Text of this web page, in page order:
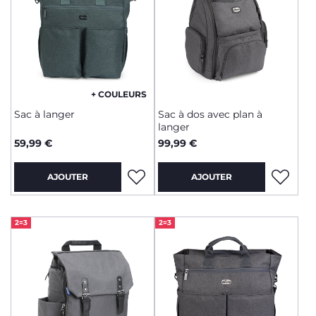
+ COULEURS
Sac à langer
59,99 €
AJOUTER
Sac à dos avec plan à
langer
99,99 €
AJOUTER
2=3 2=3